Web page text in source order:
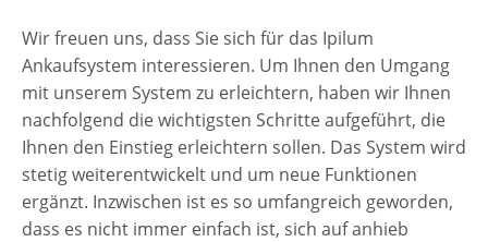
Wir freuen uns, dass Sie sich für das Ipilum
Ankaufsystem interessieren. Um Ihnen den Umgang
mit unserem System zu erleichtern, haben wir Ihnen
nachfolgend die wichtigsten Schritte aufgeführt, die
Ihnen den Einstieg erleichtern sollen. Das System wird
stetig weiterentwickelt und um neue Funktionen
ergänzt. Inzwischen ist es so umfangreich geworden,
dass es nicht immer einfach ist, sich auf anhieb